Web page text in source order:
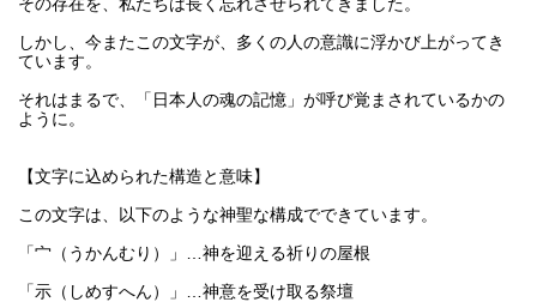
しかし、今またこの文字が、多くの人の意識に浮かび上がってき
ています。
それはまるで、「日本人の魂の記憶」が呼び覚まされているかの
ように。
【文字に込められた構造と意味】
この文字は、以下のような神聖な構成でできています。
「宀（うかんむり）」…神を迎える祈りの屋根
「示（しめすへん）」…神意を受け取る祭壇